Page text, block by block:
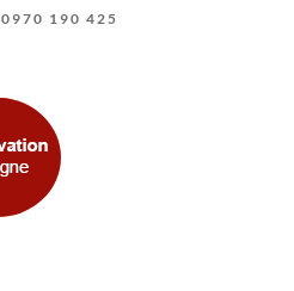
0970 190 425